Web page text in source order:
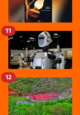
11
12